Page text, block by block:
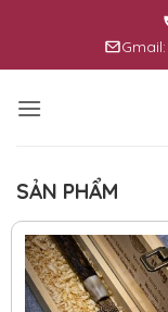
content
SẢN PHẨM